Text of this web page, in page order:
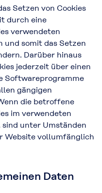
Setzen von Cookies
durch eine
verwendeten
somit das Setzen
Darüber hinaus
jederzeit über einen
Softwareprogramme
gängigen
die betroffene
im verwendeten
unter Umständen
Website vollumfänglich
Daten